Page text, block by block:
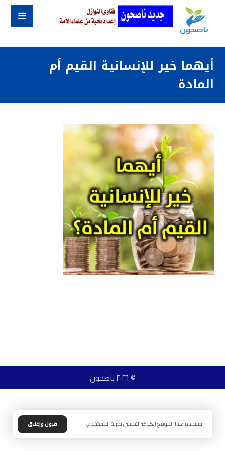
أيهما خير للإنسانية القيم أم
المادة
© ٢٠٢٦ ناصحون
يستخدم هذا الموقع الكوكيز لتحسين تجربة المستخدم. قبول وإغلاق